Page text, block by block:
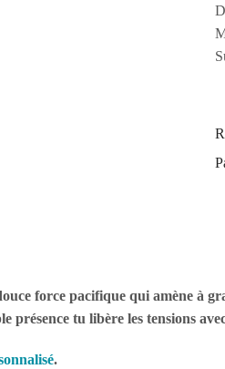
force pacifique qui amène à
présence tu libère les tensions
.